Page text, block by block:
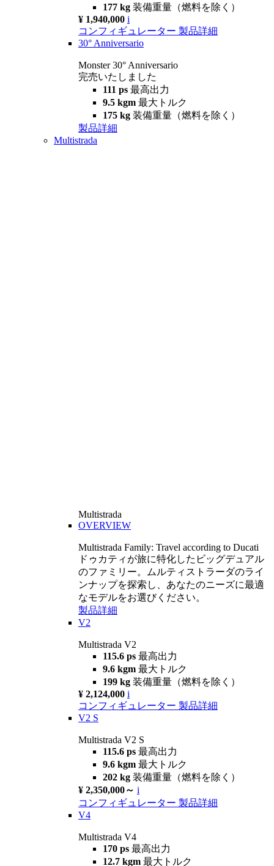
177 kg 装備重量（燃料を除く）
¥ 1,940,000 i
コンフィギュレーター 製品詳細
30° Anniversario
Monster 30° Anniversario
完売いたしました
111 ps 最高出力
9.5 kgm 最大トルク
175 kg 装備重量（燃料を除く）
製品詳細
Multistrada
Multistrada
OVERVIEW
Multistrada Family: Travel according to Ducati
ドゥカティが旅に特化したビッグデュアル
のファミリー。ムルティストラーダのライ
ンナップを探索し、あなたのニーズに最適
なモデルをお選びください。
製品詳細
V2
Multistrada V2
115.6 ps 最高出力
9.6 kgm 最大トルク
199 kg 装備重量（燃料を除く）
¥ 2,124,000 i
コンフィギュレーター 製品詳細
V2 S
Multistrada V2 S
115.6 ps 最高出力
9.6 kgm 最大トルク
202 kg 装備重量（燃料を除く）
¥ 2,350,000～ i
コンフィギュレーター 製品詳細
V4
Multistrada V4
170 ps 最高出力
12.7 kgm 最大トルク